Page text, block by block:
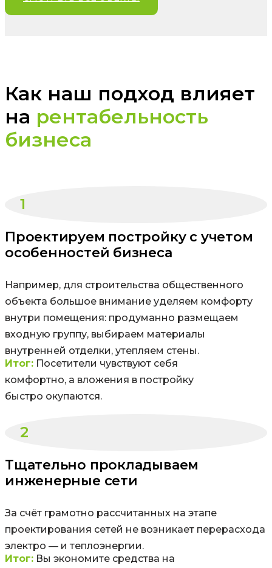
Как наш подход влияет
на рентабельность
бизнеса
1
Проектируем постройку с учетом
особенностей бизнеса
Например, для строительства общественного
объекта большое внимание уделяем комфорту
внутри помещения: продуманно размещаем
входную группу, выбираем материалы
внутренней отделки, утепляем стены.
Итог: Посетители чувствуют себя
комфортно, а вложения в постройку
быстро окупаются.
2
Тщательно прокладываем
инженерные сети
За счёт грамотно рассчитанных на этапе
проектирования сетей не возникает перерасхода
электро — и теплоэнергии.
Итог: Вы экономите средства на